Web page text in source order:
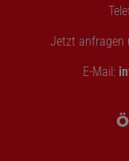
Jetzt anfragen
E-Mail: